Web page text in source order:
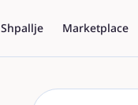
Shpallje Marketplace